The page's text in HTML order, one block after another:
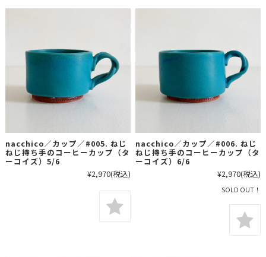
nacchico／カップ／#005. ねじ
ねじ持ち手のコーヒーカップ（タ
ーコイズ）5/6
¥2,970(税込)
nacchico／カップ／#006. ねじ
ねじ持ち手のコーヒーカップ（タ
ーコイズ）6/6
¥2,970(税込)
SOLD OUT！